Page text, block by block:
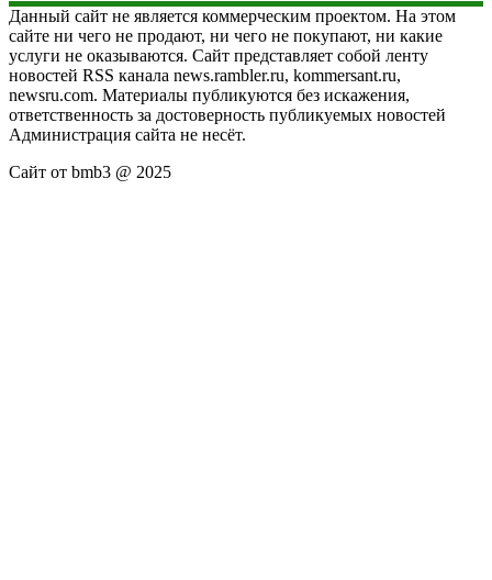
Данный сайт не является коммерческим проектом. На этом
сайте ни чего не продают, ни чего не покупают, ни какие
услуги не оказываются. Сайт представляет собой ленту
новостей RSS канала news.rambler.ru, kommersant.ru,
newsru.com. Материалы публикуются без искажения,
ответственность за достоверность публикуемых новостей
Администрация сайта не несёт.
Сайт от bmb3 @ 2025